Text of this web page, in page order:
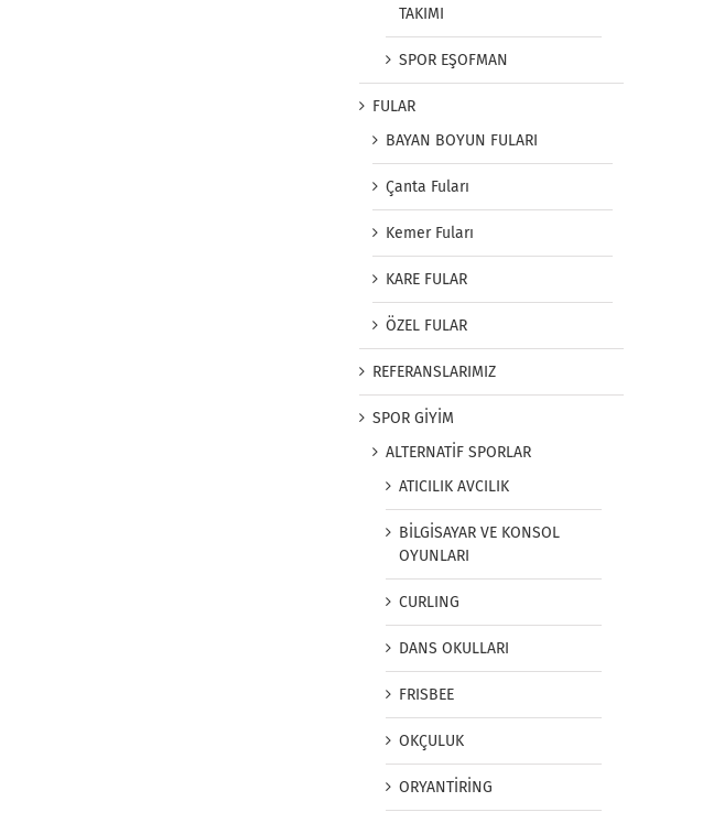
TAKIMI
SPOR EŞOFMAN
FULAR
BAYAN BOYUN FULARI
Çanta Fuları
Kemer Fuları
KARE FULAR
ÖZEL FULAR
REFERANSLARIMIZ
SPOR GİYİM
ALTERNATİF SPORLAR
ATICILIK AVCILIK
BİLGİSAYAR VE KONSOL
OYUNLARI
CURLING
DANS OKULLARI
FRISBEE
OKÇULUK
ORYANTİRİNG